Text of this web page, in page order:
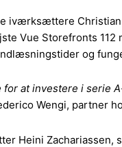
iværksættere
Vue Storefronts
og
for at investere i serie
Wengi, partner
Heini Zachariassen,